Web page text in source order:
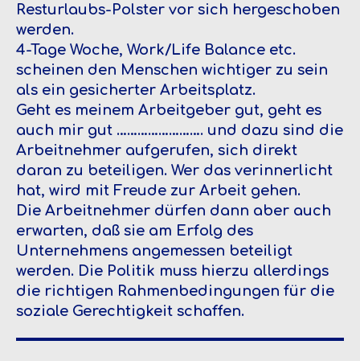
Resturlaubs-Polster vor sich hergeschoben
werden.
4-Tage Woche, Work/Life Balance etc.
scheinen den Menschen wichtiger zu sein
als ein gesicherter Arbeitsplatz.
Geht es meinem Arbeitgeber gut, geht es
auch mir gut ……………………. und dazu sind die
Arbeitnehmer aufgerufen, sich direkt
daran zu beteiligen. Wer das verinnerlicht
hat, wird mit Freude zur Arbeit gehen.
Die Arbeitnehmer dürfen dann aber auch
erwarten, daß sie am Erfolg des
Unternehmens angemessen beteiligt
werden. Die Politik muss hierzu allerdings
die richtigen Rahmenbedingungen für die
soziale Gerechtigkeit schaffen.